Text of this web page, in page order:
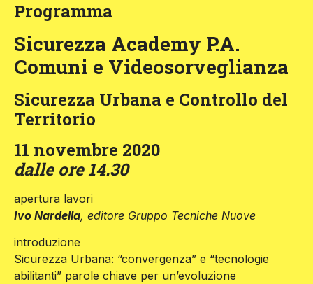
Programma
Sicurezza Academy P.A.
Comuni e Videosorveglianza
Sicurezza Urbana e Controllo del
Territorio
11 novembre 2020
dalle ore 14.30
apertura lavori
Ivo Nardella, editore Gruppo Tecniche Nuove
introduzione
Sicurezza Urbana: “convergenza” e “tecnologie
abilitanti” parole chiave per un’evoluzione